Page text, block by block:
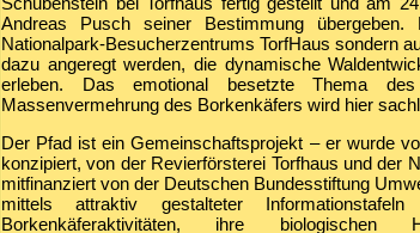
Andreas Pusch seiner Bestimmung
Nationalpark-Besucherzentrums TorfHaus sondern
dazu angeregt werden, die dynamische
erleben. Das emotional besetzte Thema
Massenvermehrung des Borkenkäfers wird hier
Der Pfad ist ein Gemeinschaftsprojekt – er wurde
konzipiert, von der Revierförsterei Torfhaus und der
mitfinanziert von der Deutschen Bundesstiftung
mittels attraktiv gestalteter
Borkenkäferaktivitäten, ihre